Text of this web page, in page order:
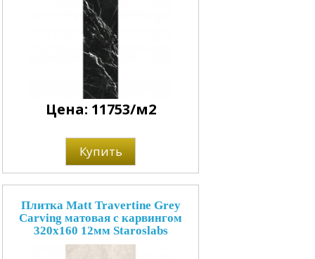
Цена: 11753/м2
Купить
Плитка Matt Travertine Grey
Carving матовая с карвингом
320x160 12мм Staroslabs